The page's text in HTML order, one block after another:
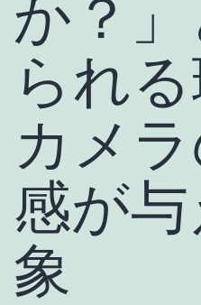
か？
られる
カメ
感が
象